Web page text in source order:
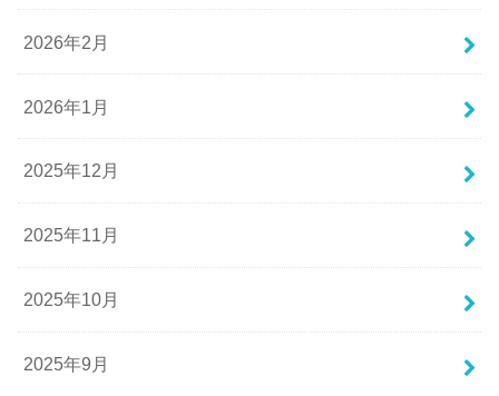
2026年2月
2026年1月
2025年12月
2025年11月
2025年10月
2025年9月